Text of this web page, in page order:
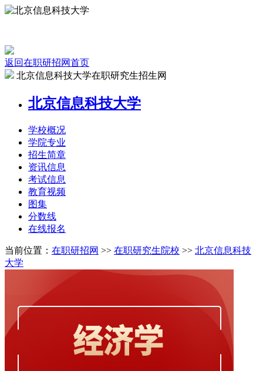
返回在职研招网首页
北京信息科技大学在职研究生招生网
北京信息科技大学
学校概况
学院专业
招生简章
资讯信息
考试信息
教育视频
图集
分数线
在线报名
当前位置： 在职研招网 >> 在职研究生院校 >> 北京信息科技
大学